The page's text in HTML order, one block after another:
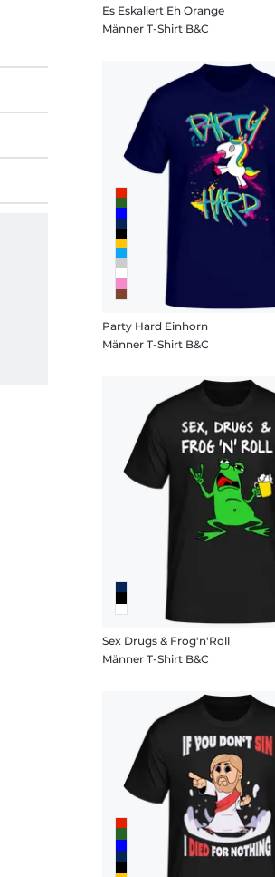
Es Eskaliert Eh Orange
Männer T-Shirt B&C
Party Hard Einhorn
Männer T-Shirt B&C
Sex Drugs & Frog'n'Roll
Männer T-Shirt B&C